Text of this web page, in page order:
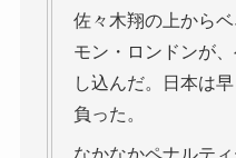
佐々木翔の上から
モン・ロンドンが
し込んだ。日本は
負った。
なかなかペナルテ